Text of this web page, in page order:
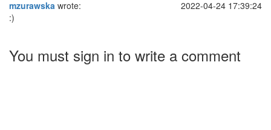
mzurawska wrote:
2022-04-24 17:39:24
:)
You must sign in to write a comment